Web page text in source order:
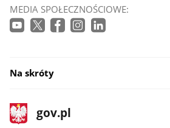
MEDIA SPOŁECZNOŚCIOWE:
Na skróty
stopka
gov.pl
Strona
gov.pl